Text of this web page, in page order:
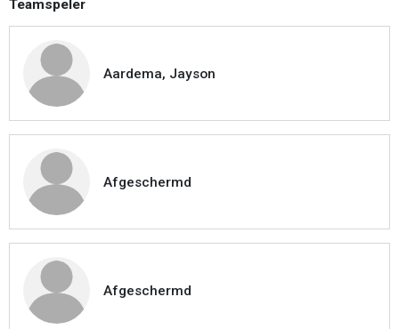
Teamspeler
Aardema, Jayson
Afgeschermd
Afgeschermd